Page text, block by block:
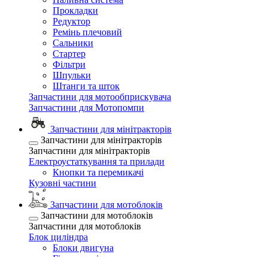
Прокладки
Редуктор
Ремінь плечовий
Сальники
Стартер
Фільтри
Шпульки
Штанги та шток
Запчастини для мотообприскувача
Запчастини для Мотопомпи
Запчастини для мінітракторів
Запчастини для мінітракторів
Запчастини для мінітракторів
Електроустаткування та прилади
Кнопки та перемикачі
Кузовні частини
Запчастини для мотоблоків
Запчастини для мотоблоків
Запчастини для мотоблоків
Блок циліндра
Блоки двигуна